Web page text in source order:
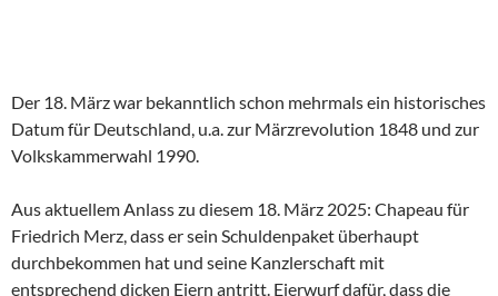
Der 18. März war bekanntlich schon mehrmals ein historisches
Datum für Deutschland, u.a. zur Märzrevolution 1848 und zur
Volkskammerwahl 1990.
Aus aktuellem Anlass zu diesem 18. März 2025: Chapeau für
Friedrich Merz, dass er sein Schuldenpaket überhaupt
durchbekommen hat und seine Kanzlerschaft mit
entsprechend dicken Eiern antritt. Eierwurf dafür, dass die